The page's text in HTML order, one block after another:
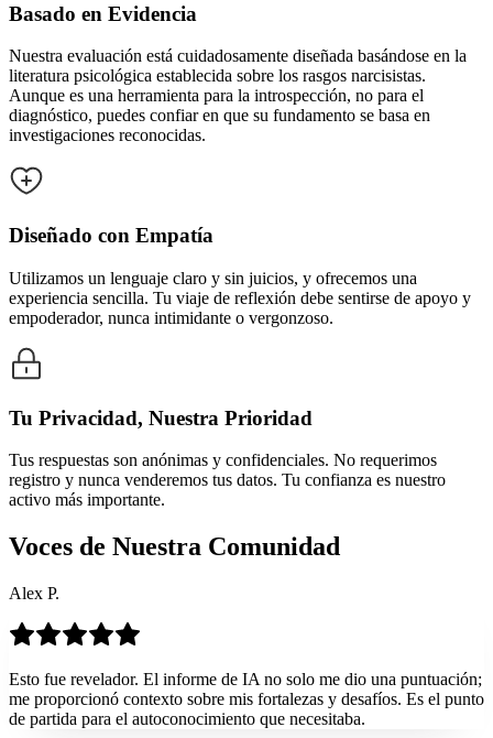
Basado en Evidencia
Nuestra evaluación está cuidadosamente diseñada basándose en la
literatura psicológica establecida sobre los rasgos narcisistas.
Aunque es una herramienta para la introspección, no para el
diagnóstico, puedes confiar en que su fundamento se basa en
investigaciones reconocidas.
Diseñado con Empatía
Utilizamos un lenguaje claro y sin juicios, y ofrecemos una
experiencia sencilla. Tu viaje de reflexión debe sentirse de apoyo y
empoderador, nunca intimidante o vergonzoso.
Tu Privacidad, Nuestra Prioridad
Tus respuestas son anónimas y confidenciales. No requerimos
registro y nunca venderemos tus datos. Tu confianza es nuestro
activo más importante.
Voces de Nuestra Comunidad
Alex P.
Esto fue revelador. El informe de IA no solo me dio una puntuación;
me proporcionó contexto sobre mis fortalezas y desafíos. Es el punto
de partida para el autoconocimiento que necesitaba.